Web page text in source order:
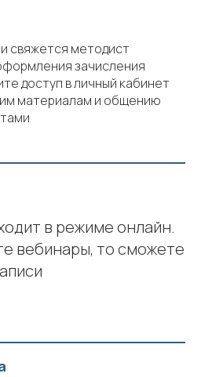
свяжется методист
зачисления
доступ в личный кабинет
материалам и общению
в режиме онлайн.
вебинары, то сможете